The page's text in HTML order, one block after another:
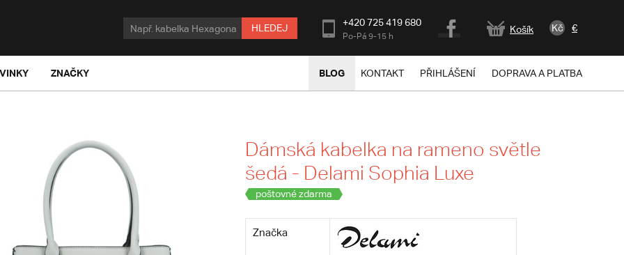
HLEDEJ +420 725 419 680
Po-Pá 9-15 h
Košík Kč €
ZNAČKY BLOG KONTAKT PŘIHLÁŠENÍ DOPRAVA A PLATBA
Dámská kabelka na rameno světle
šedá - Delami Sophia Luxe
poštovné zdarma
Značka